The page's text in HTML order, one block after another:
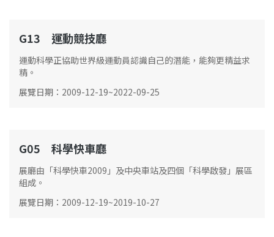
G13
G13 運動競技廳
運動科學正協助世界級運動員認識自己的潛能，能夠更精益求
精。
展覽日期 ： 2009-12-19~2022-09-25
G05
G05 科學快車廳
展廳由「科學快車2009」及中央車站及四個「科學啟發」展區
組成。
展覽日期 ： 2009-12-19~2019-10-27